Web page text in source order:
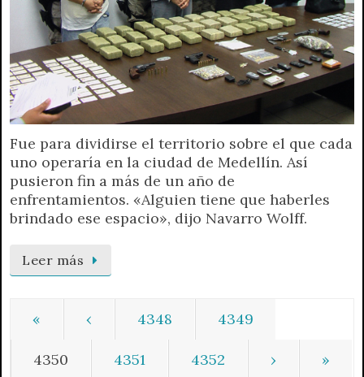
Fue para dividirse el territorio sobre el que cada
uno operaría en la ciudad de Medellín. Así
pusieron fin a más de un año de
enfrentamientos. «Alguien tiene que haberles
brindado ese espacio», dijo Navarro Wolff.
Leer más
« ‹ 4348 4349
4350 4351 4352 › »